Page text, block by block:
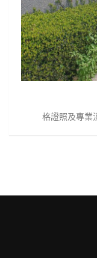
潔
格證照及專業